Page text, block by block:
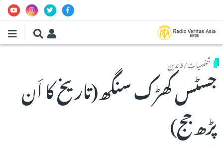
شخصیات/قائدین
جسٹس کھڑک سنگھ(تاریخ کا اَن
پڑھ جج)